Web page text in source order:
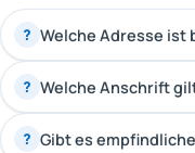
? Welche Adresse ist
? Welche Anschrift
? Gibt es